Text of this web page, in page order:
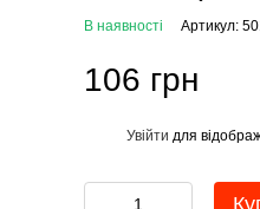
В наявності Артикул:
106 грн
Увійти для